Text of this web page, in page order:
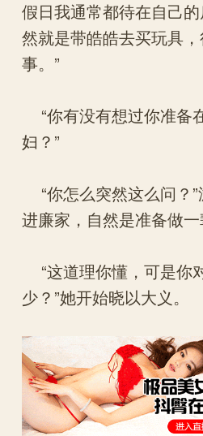
假日我通常都待在自己
然就是带皓皓去买玩具
事。”
“你有没有想过你准备
妇？”
“你怎么突然这么问？”
进廉家，自然是准备做
“这道理你懂，可是你
少？”她开始晓以大义。